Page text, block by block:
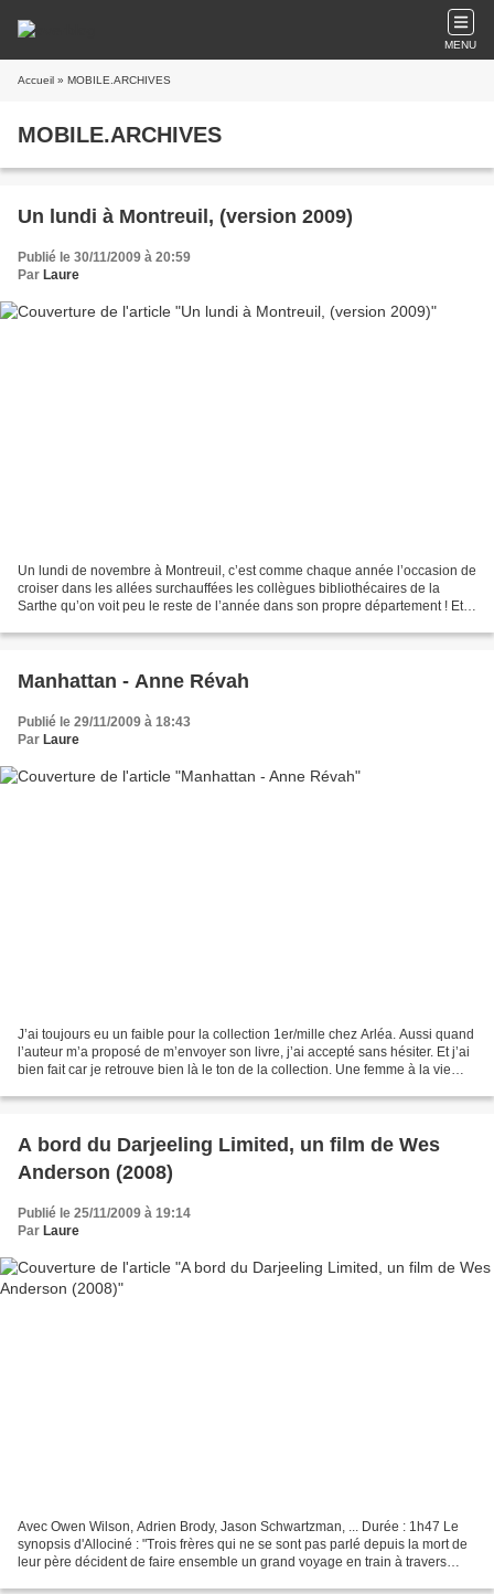
MENU
Accueil » MOBILE.ARCHIVES
MOBILE.ARCHIVES
Un lundi à Montreuil, (version 2009)
Publié le 30/11/2009 à 20:59
Par Laure
Un lundi de novembre à Montreuil, c’est comme chaque année l’occasion de
croiser dans les allées surchauffées les collègues bibliothécaires de la
Sarthe qu’on voit peu le reste de l’année dans son propre département ! Et
Manhattan - Anne Révah
Publié le 29/11/2009 à 18:43
Par Laure
J’ai toujours eu un faible pour la collection 1er/mille chez Arléa. Aussi quand
l’auteur m’a proposé de m’envoyer son livre, j’ai accepté sans hésiter. Et j’ai
bien fait car je retrouve bien là le ton de la collection. Une femme à la vie
A bord du Darjeeling Limited, un film de Wes
Anderson (2008)
Publié le 25/11/2009 à 19:14
Par Laure
Avec Owen Wilson, Adrien Brody, Jason Schwartzman, ... Durée : 1h47 Le
synopsis d'Allociné : "Trois frères qui ne se sont pas parlé depuis la mort de
leur père décident de faire ensemble un grand voyage en train à travers